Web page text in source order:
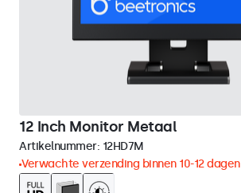
12 Inch Monitor Metaal
Artikelnummer: 12HD7M
Verwachte verzending binnen 10-12 dagen